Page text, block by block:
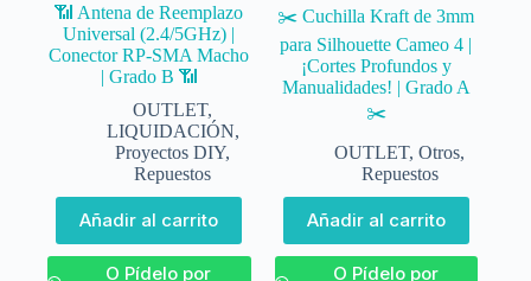
📶 Antena de Reemplazo
Universal (2.4/5GHz) |
Conector RP-SMA Macho
| Grado B 📶
OUTLET,
LIQUIDACIÓN,
Proyectos DIY,
Repuestos
Añadir al carrito
O Pídelo por
✂️ Cuchilla Kraft de 3mm
para Silhouette Cameo 4 |
¡Cortes Profundos y
Manualidades! | Grado A
✂️
OUTLET,Otros,
Repuestos
Añadir al carrito
O Pídelo por